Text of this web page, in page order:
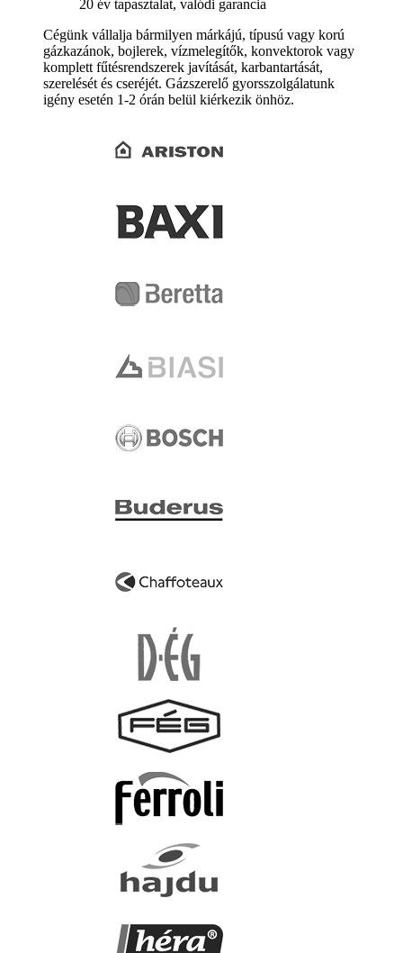
20 év tapasztalat, valódi garancia
Cégünk vállalja bármilyen márkájú, típusú vagy korú
gázkazánok, bojlerek, vízmelegítők, konvektorok vagy
komplett fűtésrendszerek javítását, karbantartását,
szerelését és cseréjét. Gázszerelő gyorsszolgálatunk
igény esetén 1-2 órán belül kiérkezik önhöz.